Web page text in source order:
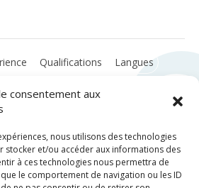
consentement aux
nous utilisons des technologies
stocker et/ou accéder aux informations des
à ces technologies nous permettra de
le comportement de navigation ou les ID
Qualifications Langues